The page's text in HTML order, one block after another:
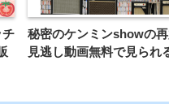
チ
秘密のケンミンshowの
見逃し動画無料で見られ